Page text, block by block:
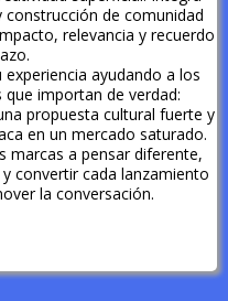
de comunidad
relevancia y recuerdo
experiencia ayudando a los
importan de verdad:
propuesta cultural fuerte y
en un mercado saturado.
marcas a pensar diferente,
convertir cada lanzamiento
la conversación.